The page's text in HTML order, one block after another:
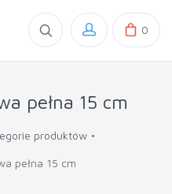
0
pełna 15 cm
produktów
pełna 15 cm